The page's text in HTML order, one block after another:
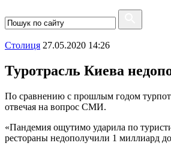
Столиця 27.05.2020 14:26
Туротрасль Киева
По сравнению с прошлым годом
отвечая на вопрос СМИ.
«Пандемия ощутимо ударила по
рестораны недополучили 1 миллиард